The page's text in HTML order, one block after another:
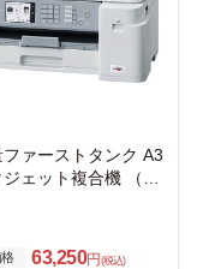
ファーストタンク A3
ェット複合機 （FA
63,250円 (税込)